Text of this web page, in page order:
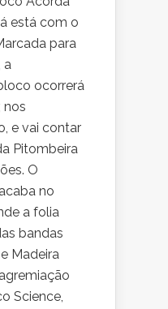
está com o
para
a
ocorrerá
nos
e vai contar
Pitombeira
O
no
a folia
bandas
Madeira
Science,